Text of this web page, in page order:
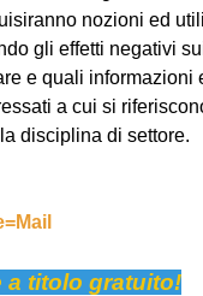
nozioni ed
gli effetti negativi
e quali
a cui si
disciplina di settore.
a titolo gratuito!